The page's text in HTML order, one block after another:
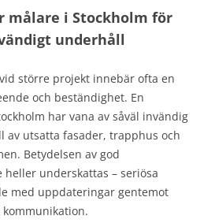
målare i Stockholm för
underhåll
större projekt innebär ofta en
och beständighet. En
har vana av såväl invändig
av utsatta fasader, trapphus och
Betydelsen av god
underskattas – seriösa
med uppdateringar gentemot